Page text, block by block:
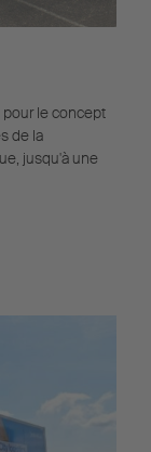
le concept
de la
jusqu'à une